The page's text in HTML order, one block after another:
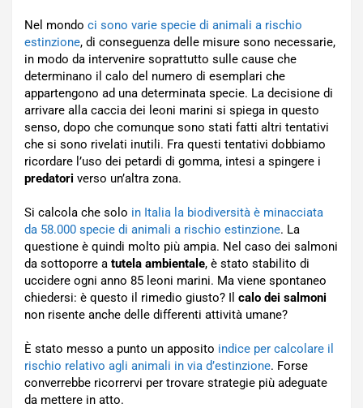
Nel mondo ci sono varie specie di animali a rischio
estinzione, di conseguenza delle misure sono necessarie,
in modo da intervenire soprattutto sulle cause che
determinano il calo del numero di esemplari che
appartengono ad una determinata specie. La decisione di
arrivare alla caccia dei leoni marini si spiega in questo
senso, dopo che comunque sono stati fatti altri tentativi
che si sono rivelati inutili. Fra questi tentativi dobbiamo
ricordare l’uso dei petardi di gomma, intesi a spingere i
predatori verso un’altra zona.
Si calcola che solo in Italia la biodiversità è minacciata
da 58.000 specie di animali a rischio estinzione. La
questione è quindi molto più ampia. Nel caso dei salmoni
da sottoporre a tutela ambientale, è stato stabilito di
uccidere ogni anno 85 leoni marini. Ma viene spontaneo
chiedersi: è questo il rimedio giusto? Il calo dei salmoni
non risente anche delle differenti attività umane?
È stato messo a punto un apposito indice per calcolare il
rischio relativo agli animali in via d’estinzione. Forse
converrebbe ricorrervi per trovare strategie più adeguate
da mettere in atto.